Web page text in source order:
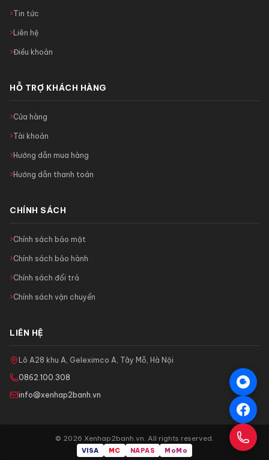
Tin tức
Liên hệ
Điều khoản
HỖ TRỢ KHÁCH HÀNG
Cửa hàng
Tài khoản
Hướng dẫn mua hàng
Hướng dẫn thanh toán
CHÍNH SÁCH
Chính sách bảo mật
Chính sách bảo hành
Chính sách đổi trả
Chính sách vận chuyển
LIÊN HỆ
Lô A28 khu A, Geleximco A, Tây Mỗ, Hà Nội
0862.100.308
info@xenhap2banh.vn
© 2026 Xenhap2banh.vn. All rights reserved.
VISA MC NAPAS MoMo